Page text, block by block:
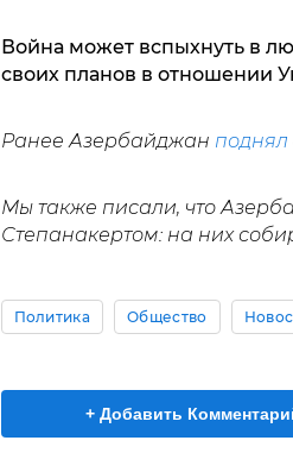
Война может вспыхнуть в
своих планов в отношении
Ранее Азербайджан поднял
Мы также писали, что
Степанакертом: на них
Политика Общество
+ Добавить